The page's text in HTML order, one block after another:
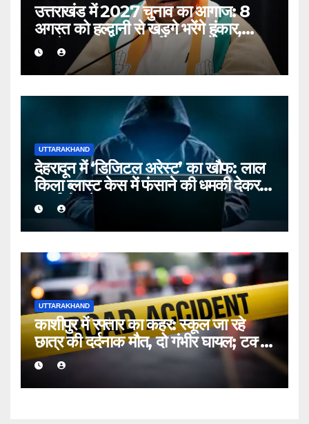
उत्तराखंड में 2027 चुनाव का आगाज: 8
अगस्त को हल्द्वानी से खड़गे भरेंगे हुंकार,
कांग्रेस का शक्ति प्रदर्शन
UTTARAKHAND
देहरादून में ‘डिजिटल अरेस्ट’ का खौफ: लाल
किला ब्लास्ट केस में फंसाने की धमकी देकर
बुजुर्ग से ठगे ₹13 लाख
UTTARAKHAND
काशीपुर में रफ्तार का कहर: स्कूल जा रहे
छात्र की दर्दनाक मौत, दो गंभीर घायल; टक्कर
मारकर चालक फरार